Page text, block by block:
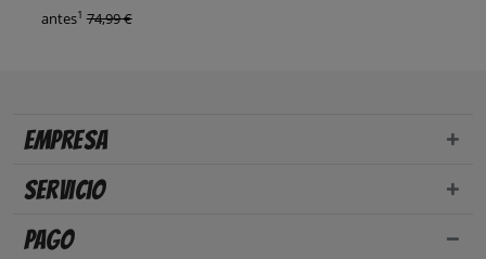
antes1 74,99 €
Empresa
Servicio
Pago